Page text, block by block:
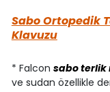
Sabo Ortopedik
Klavuzu
* Falcon sabo terlik
ve sudan özellikle